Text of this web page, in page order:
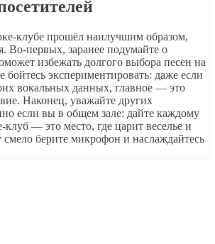
клубе прошёл наилучшим образом,
Во-первых, заранее подумайте о
избежать долгого выбора песен на
бойтесь экспериментировать: даже если
вокальных данных, главное — это
Наконец, уважайте других
если вы в общем зале: дайте каждому
клуб — это место, где царит веселье и
берите микрофон и наслаждайтесь